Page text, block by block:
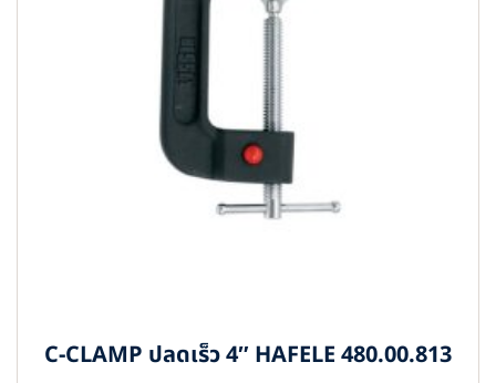
C-CLAMP ปลดเร็ว 4″ HAFELE 480.00.813